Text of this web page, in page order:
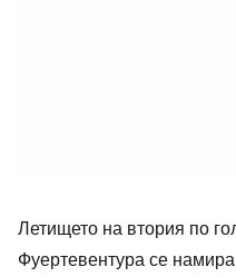
Летището на втория по
Фуертевентура се